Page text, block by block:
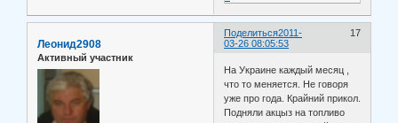
Поделиться 17
2011-
03-26 08:05:53
Леонид2908
Активный участник
На Украине каждый месяц ,
что то меняется. Не говоря
уже про года. Крайний прикол.
Подняли акцыз на топливо